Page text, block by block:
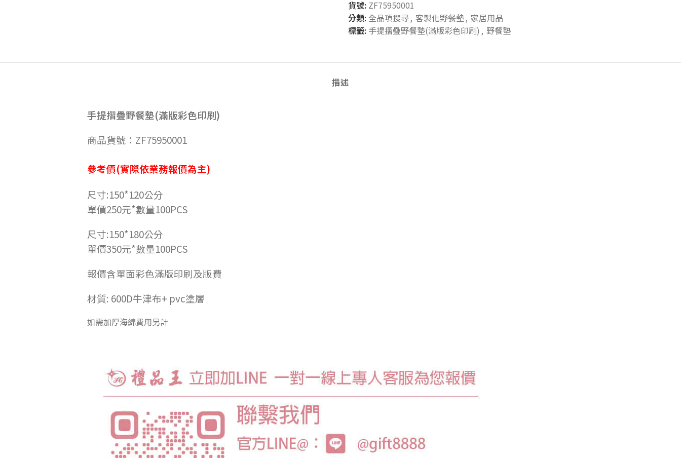
貨號: ZF75950001
分類: 全品項搜尋, 客製化野餐墊, 家居用品
標籤: 手提摺疊野餐墊(滿版彩色印刷) , 野餐墊
描述
手提摺疊野餐墊(滿版彩色印刷)
商品貨號：ZF75950001
參考價(實際依業務報價為主)
尺寸:150*120公分
單價250元*數量100PCS
尺寸:150*180公分
單價350元*數量100PCS
報價含單面彩色滿版印刷及版費
材質: 600D牛津布+ pvc塗層
如需加厚海綿費用另計